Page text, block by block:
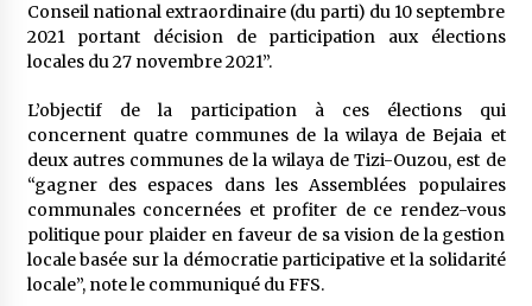
5 ans ago
5 ans ago
Tradition orale/ D’où viennent les contes et à
6 ans ago
Conseil national extraordinaire (du parti) du 10 septembre
2021 portant décision de participation aux élections
locales du 27 novembre 2021”.
L’objectif de la participation à ces élections qui
concernent quatre communes de la wilaya de Bejaia et
deux autres communes de la wilaya de Tizi-Ouzou, est de
“gagner des espaces dans les Assemblées populaires
communales concernées et profiter de ce rendez-vous
politique pour plaider en faveur de sa vision de la gestion
locale basée sur la démocratie participative et la solidarité
locale”, note le communiqué du FFS.